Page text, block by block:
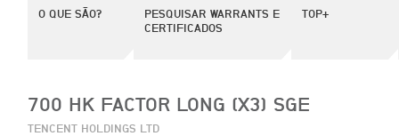
O QUE SÃO?
PESQUISAR WARRANTS E
CERTIFICADOS
TOP+
700 HK FACTOR LONG (X3) SGE
TENCENT HOLDINGS LTD